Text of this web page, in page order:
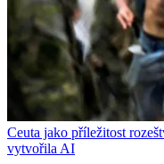
Ceuta jako příležitost
vytvořila AI